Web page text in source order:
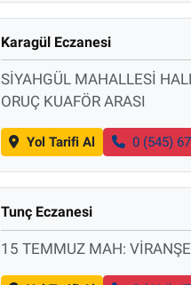
Karagül Eczanesi
SİYAHGÜL MAHALLESİ
ORUÇ KUAFÖR ARASI
Yol Tarifi Al 0 (545)
Tunç Eczanesi
15 TEMMUZ MAH: